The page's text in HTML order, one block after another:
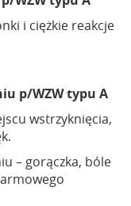
i ciężkie reakcje
p/WZW typu A
wstrzyknięcia,
– gorączka, bóle